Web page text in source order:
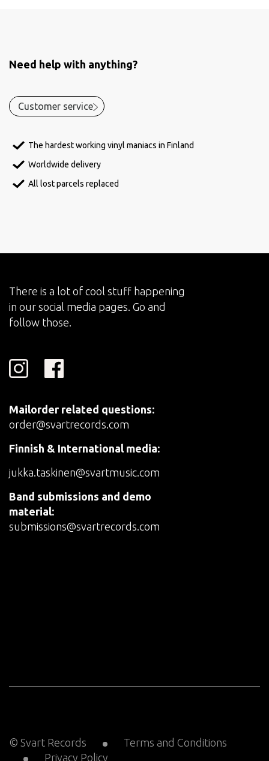
Need help with anything?
Customer service
The hardest working vinyl maniacs in Finland
Worldwide delivery
All lost parcels replaced
There is a lot of cool stuff happening
in our social media pages. Go and
follow those.
Mailorder related questions:
order@svartrecords.com
Finnish & International media:
jukka.taskinen@svartmusic.com
Band submissions and demo
material:
submissions@svartrecords.com
© Svart Records
Terms and Conditions
Privacy Policy